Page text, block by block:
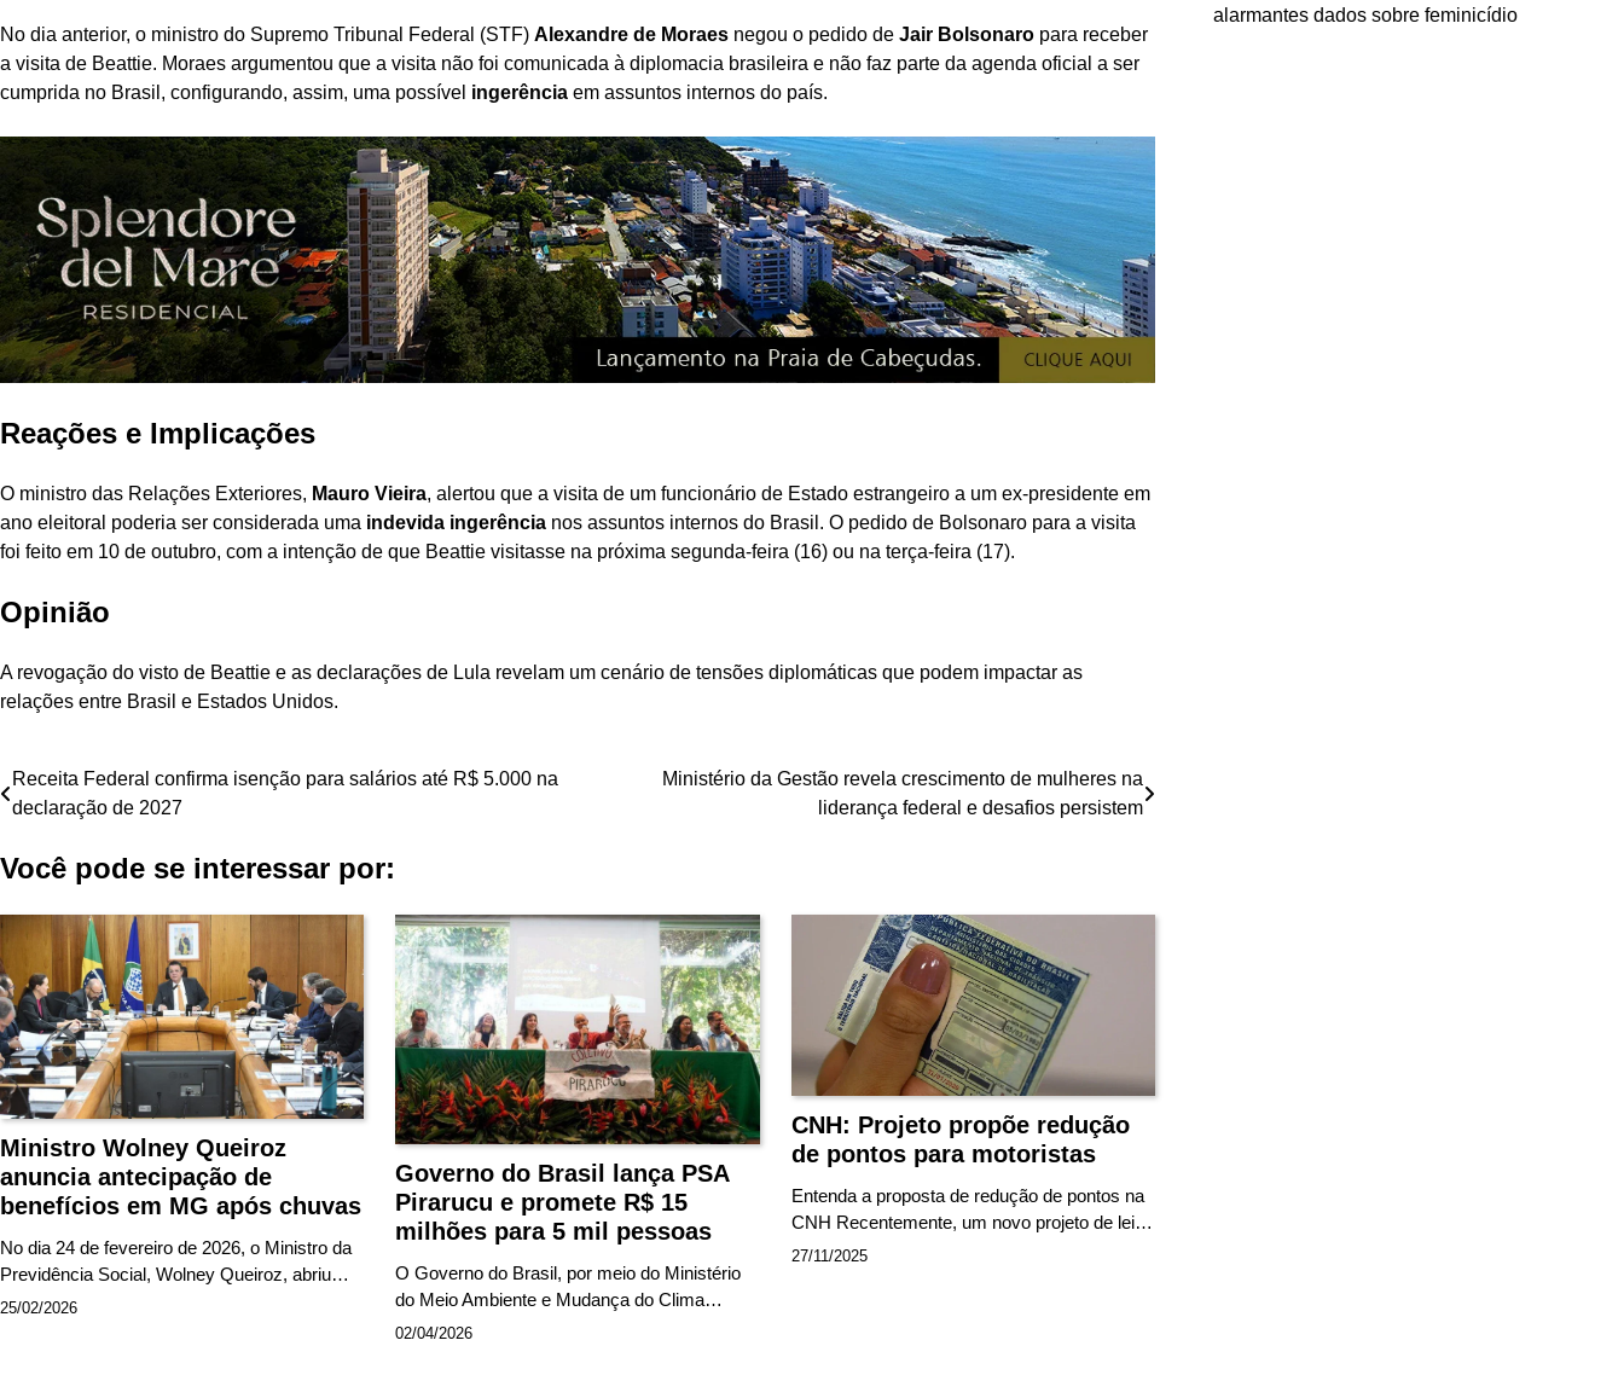
No dia anterior, o ministro do Supremo Tribunal Federal (STF) Alexandre de Moraes negou o pedido de Jair Bolsonaro para receber
a visita de Beattie. Moraes argumentou que a visita não foi comunicada à diplomacia brasileira e não faz parte da agenda oficial a ser
cumprida no Brasil, configurando, assim, uma possível ingerência em assuntos internos do país.
Reações e Implicações
O ministro das Relações Exteriores, Mauro Vieira, alertou que a visita de um funcionário de Estado estrangeiro a um ex-presidente em
ano eleitoral poderia ser considerada uma indevida ingerência nos assuntos internos do Brasil. O pedido de Bolsonaro para a visita
foi feito em 10 de outubro, com a intenção de que Beattie visitasse na próxima segunda-feira (16) ou na terça-feira (17).
Opinião
A revogação do visto de Beattie e as declarações de Lula revelam um cenário de tensões diplomáticas que podem impactar as
relações entre Brasil e Estados Unidos.
Navegação
Post
Receita Federal confirma isenção para salários até R$ 5.000 na
declaração de 2027
Ministério da Gestão revela crescimento de mulheres na
liderança federal e desafios persistem
Você pode se interessar por:
Ministro Wolney Queiroz
anuncia antecipação de
benefícios em MG após chuvas
No dia 24 de fevereiro de 2026, o Ministro da
Previdência Social, Wolney Queiroz, abriu…
25/02/2026
Governo do Brasil lança PSA
Pirarucu e promete R$ 15
milhões para 5 mil pessoas
O Governo do Brasil, por meio do Ministério
do Meio Ambiente e Mudança do Clima…
02/04/2026
CNH: Projeto propõe redução
de pontos para motoristas
Entenda a proposta de redução de pontos na
CNH Recentemente, um novo projeto de lei…
27/11/2025
alarmantes dados sobre feminicídio